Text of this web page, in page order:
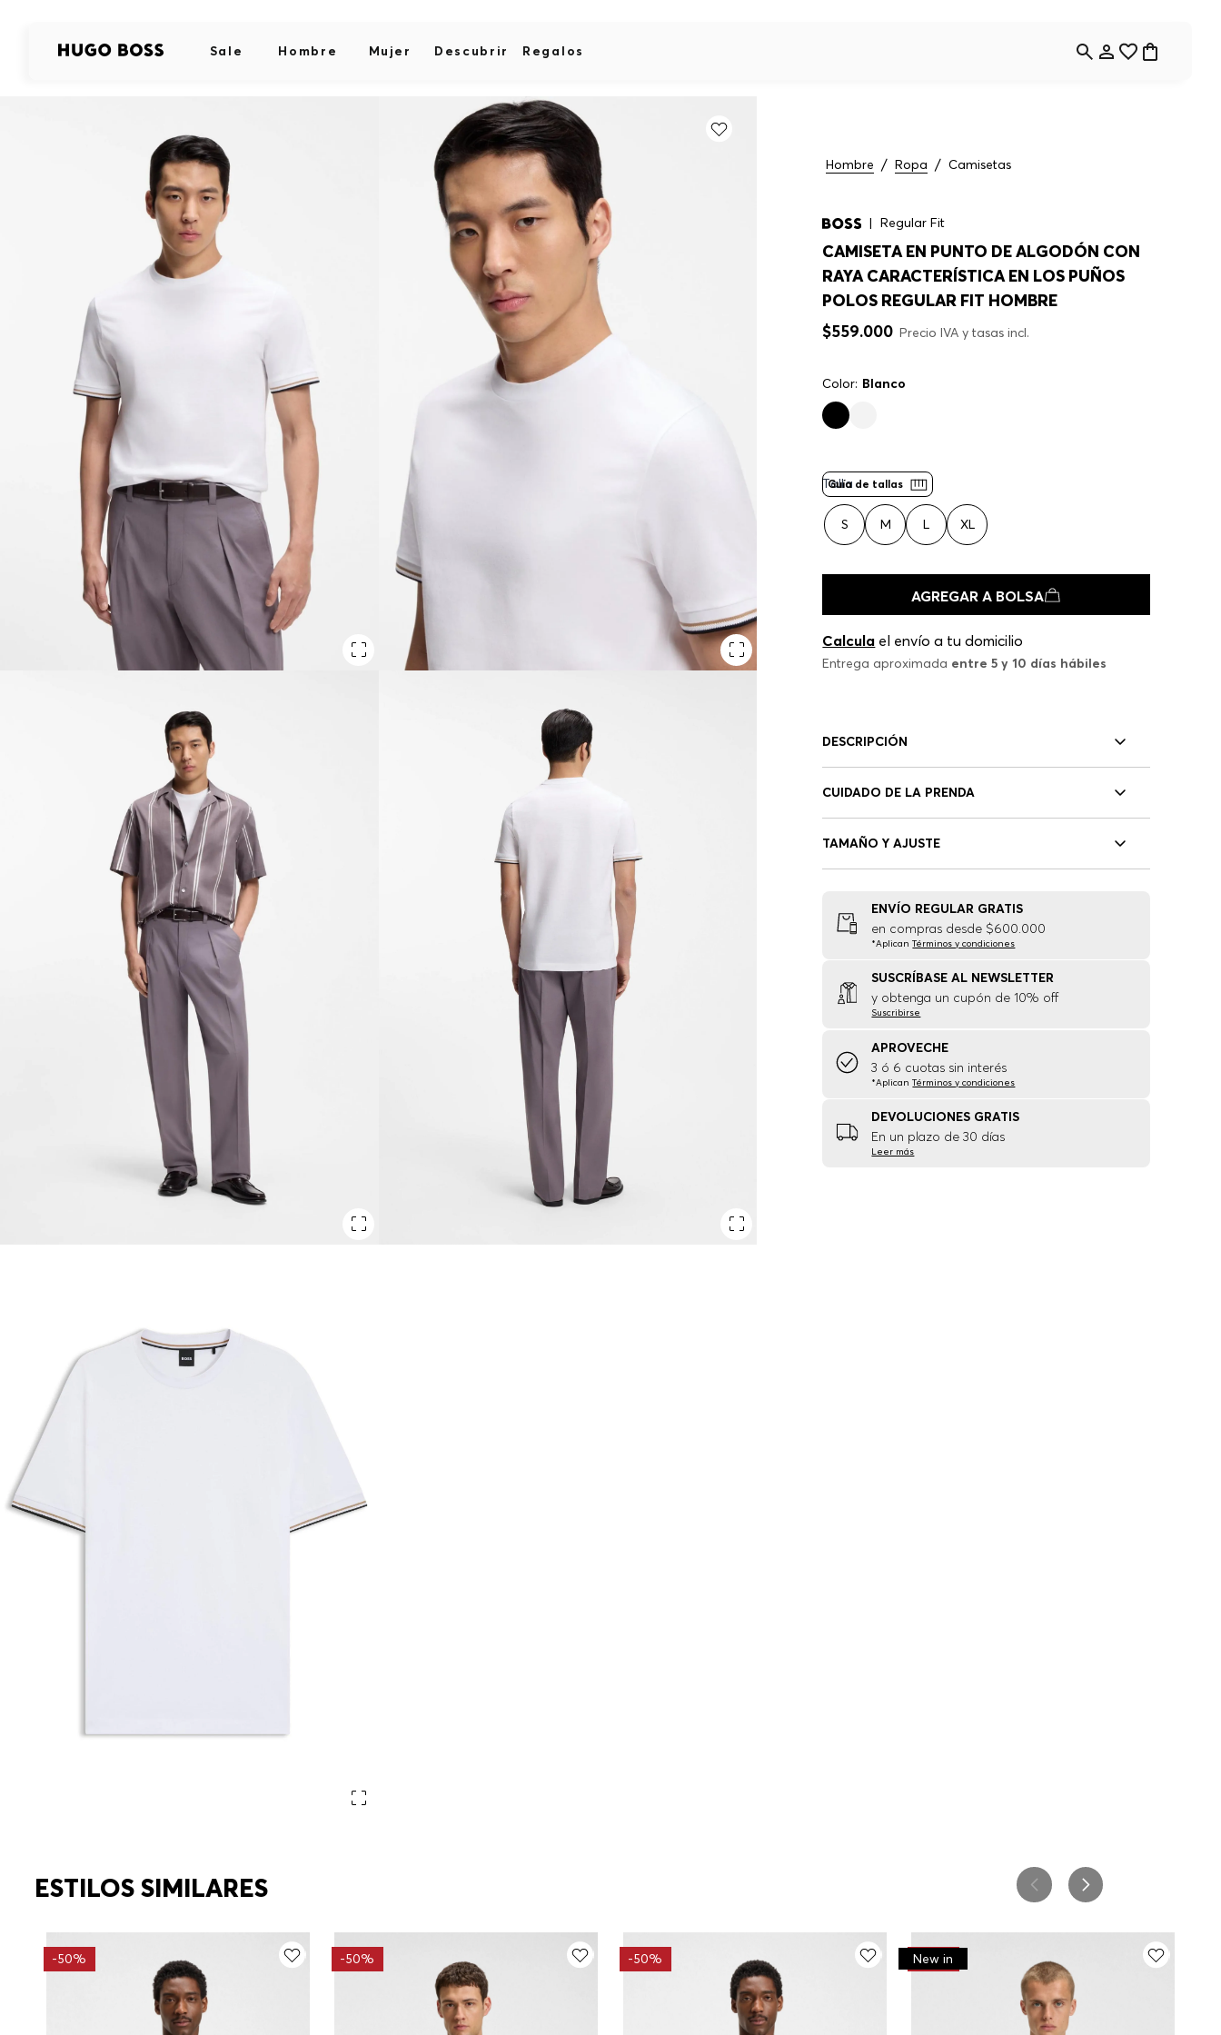
Sale Hombre Mujer Descubrir Regalos
Hombre Ropa Camisetas
Regular Fit
CAMISETA EN PUNTO DE ALGODÓN CON
RAYA CARACTERÍSTICA EN LOS PUÑOS
POLOS REGULAR FIT HOMBRE
$559.000 Precio IVA y tasas incl.
Color: Blanco
Guía de tallas
Talla
S M L XL
AGREGAR A BOLSA
Calcula el envío a tu domicilio
Entrega aproximada entre 5 y 10 días hábiles
DESCRIPCIÓN
CUIDADO DE LA PRENDA
TAMAÑO Y AJUSTE
ENVÍO REGULAR GRATIS
en compras desde $600.000
*AplicanTérminos y condiciones
SUSCRÍBASE AL NEWSLETTER
y obtenga un cupón de 10% off
Suscribirse
APROVECHE
3 ó 6 cuotas sin interés
*AplicanTérminos y condiciones
DEVOLUCIONES GRATIS
En un plazo de 30 días
Leer más
ESTILOS SIMILARES
-50% -50% -50% -50%
New in